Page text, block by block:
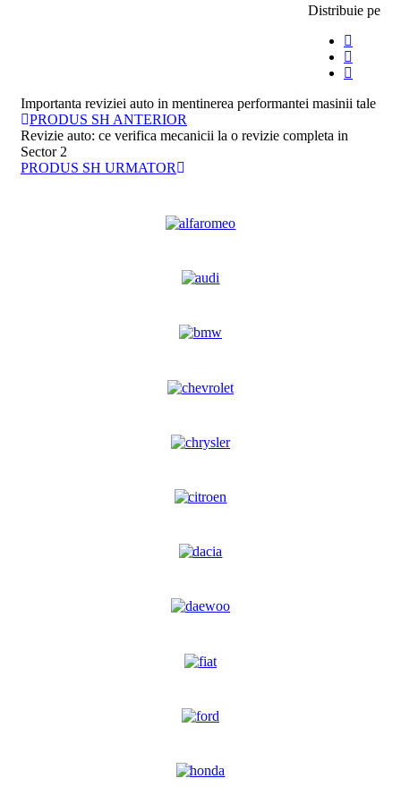
Distribuie pe
Importanta reviziei auto in mentinerea performantei masinii tale
PRODUS SH ANTERIOR
Revizie auto: ce verifica mecanicii la o revizie completa in
Sector 2
PRODUS SH URMATOR